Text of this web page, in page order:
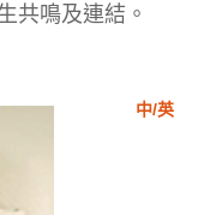
共鳴及連結。
中/英